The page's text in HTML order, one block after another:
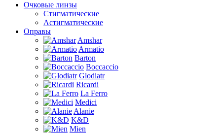
Очковые линзы
Стигматические
Астигматические
Оправы
Amshar
Armatio
Barton
Boccaccio
Glodiatr
Ricardi
La Ferro
Medici
Alanie
K&D
Mien